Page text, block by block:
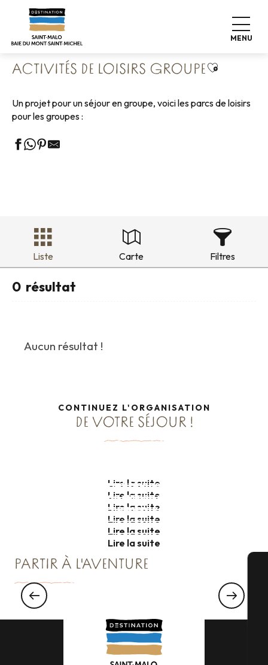
contenu
MENU
Accueil Groupes
Activités de loisirs groupe
ACTIVITÉS DE LOISIRS GROUPEAjouter
Un projet pour un séjour en groupe, voici les parcs de loisirs
pour les groupes :
Liste Carte Filtres
0 résultat
Aucun résultat !
CONTINUEZ L'ORGANISATION
DE VOTRE SÉJOUR !
Lire la suite
Lire la suite
Lire la suite
Voiliers traditionnels groupe
Lire la suite
Cours de cuisine groupe
Lire la suite
Balades commentées groupe
Lire la suite
PARTIR À L'AVENTURE
Pétole & Paddle à Port Mer